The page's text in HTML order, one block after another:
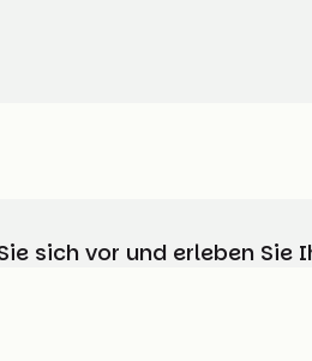
sich vor und erleben